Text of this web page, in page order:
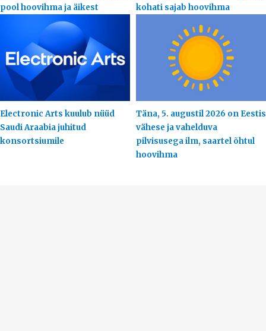
pool hoovihma ja äikest
kohati sajab hoovihma
Electronic Arts kuulub nüüd
Saudi Araabia juhitud
konsortsiumile
Täna, 5. augustil 2026 on Eestis
vähese ja vahelduva
pilvisusega ilm, saartel õhtul
hoovihma